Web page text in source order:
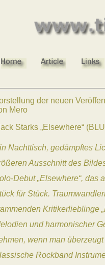
der neuen
Mero
Starks „Elsewhere“
in Nachttisch, gedämpftes
Ausschnitt des
Debut „Elsewhere“, das
für Stück.
Kritikerlieblinge
und harmonischer
wenn man
Rockband